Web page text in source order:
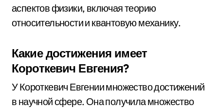
аспектов физики, включая теорию
относительности и квантовую механику.
Какие достижения имеет
Короткевич Евгения?
У Короткевич Евгении множество достижений
в научной сфере. Она получила множество